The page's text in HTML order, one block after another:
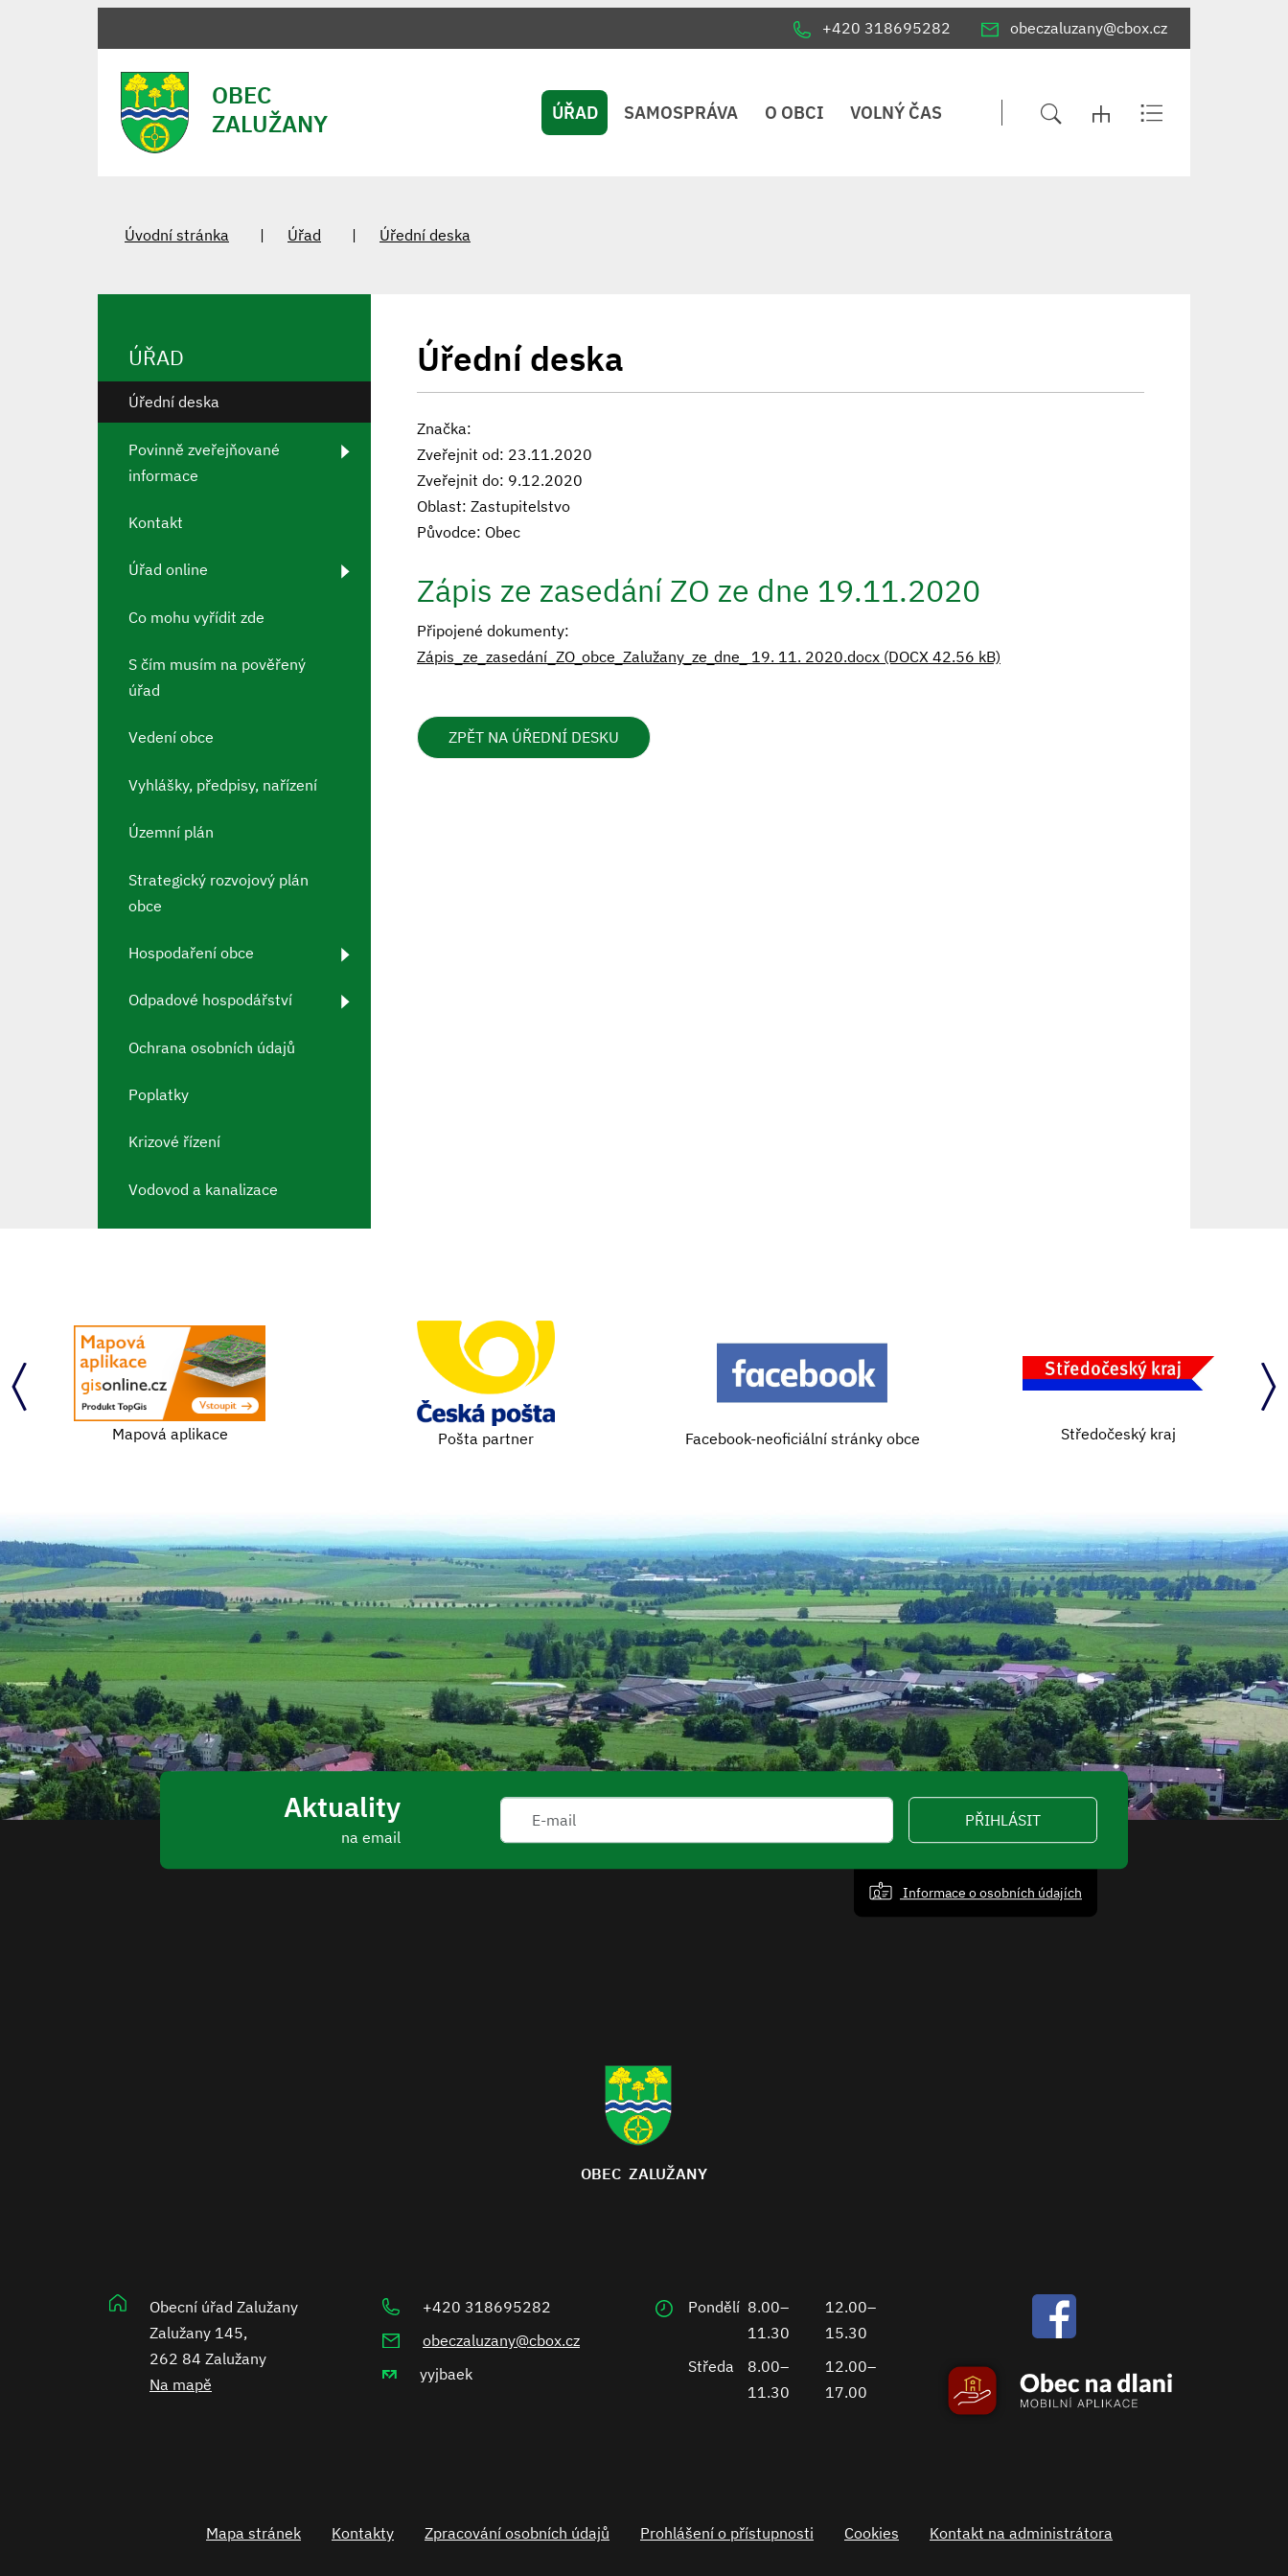
+420 318695282 obeczaluzany@cbox.cz
OBEC
ZALUŽANY
ÚŘAD SAMOSPRÁVA O OBCI VOLNÝ ČAS
Úvodní stránka Úřad Úřední deska
Úřední deska
Značka:
Zveřejnit od: 23.11.2020
Zveřejnit do: 9.12.2020
Oblast: Zastupitelstvo
Původce: Obec
Zápis ze zasedání ZO ze dne 19.11.2020
Připojené dokumenty:
Zápis_ze_zasedání_ZO_obce_Zalužany_ze_dne_ 19. 11. 2020.docx (DOCX 42.56 kB)
ZPĚT NA ÚŘEDNÍ DESKU
ÚŘAD
Úřední deska
Povinně zveřejňované
informace
Kontakt
Úřad online
Co mohu vyřídit zde
S čím musím na pověřený
úřad
Vedení obce
Vyhlášky, předpisy, nařízení
Územní plán
Strategický rozvojový plán
obce
Hospodaření obce
Odpadové hospodářství
Ochrana osobních údajů
Poplatky
Krizové řízení
Vodovod a kanalizace
Mapová aplikace Pošta partner Facebook-neoficiální stránky obce Středočeský kraj
Aktuality
na email
PŘIHLÁSIT
Informace o osobních údajích
OBEC ZALUŽANY
Obecní úřad Zalužany
Zalužany 145,
262 84 Zalužany
Na mapě
+420 318695282
obeczaluzany@cbox.cz
yyjbaek
Pondělí 8.00–
11.30
12.00–
15.30
Středa
8.00–
11.30
12.00–
17.00
Mapa stránek Kontakty Zpracování osobních údajů Prohlášení o přístupnosti Cookies Kontakt na administrátora